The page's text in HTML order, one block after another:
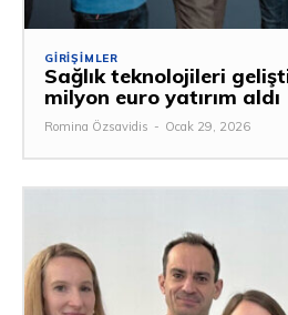
GIRIŞIMLER
Sağlık teknolojileri
milyon euro yatırım aldı
Romina Özsavidis - Ocak 29, 2026